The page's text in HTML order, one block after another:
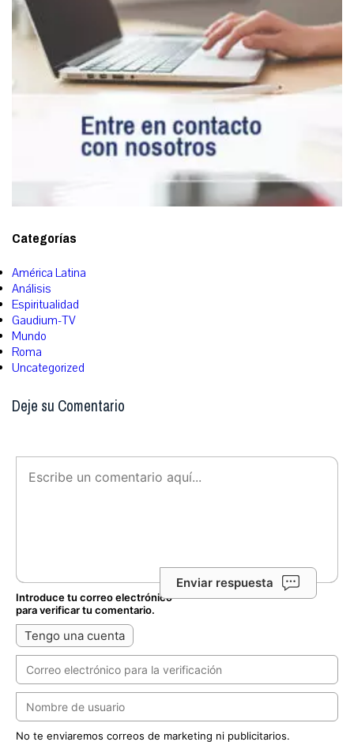
Categorías
América Latina
Análisis
Espiritualidad
Gaudium-TV
Mundo
Roma
Uncategorized
Deje su Comentario
Enviar respuesta
Introduce tu correo electrónico
para verificar tu comentario.
Tengo una cuenta
No te enviaremos correos de marketing ni publicitarios.